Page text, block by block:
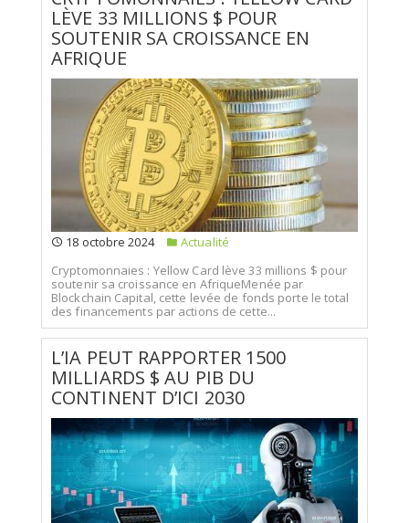
LÈVE 33 MILLIONS $ POUR
SOUTENIR SA CROISSANCE EN
AFRIQUE
18 octobre 2024
Actualité
Cryptomonnaies : Yellow Card lève 33 millions $ pour
soutenir sa croissance en AfriqueMenée par
Blockchain Capital, cette levée de fonds porte le total
des financements par actions de cette...
L’IA PEUT RAPPORTER 1500
MILLIARDS $ AU PIB DU
CONTINENT D’ICI 2030